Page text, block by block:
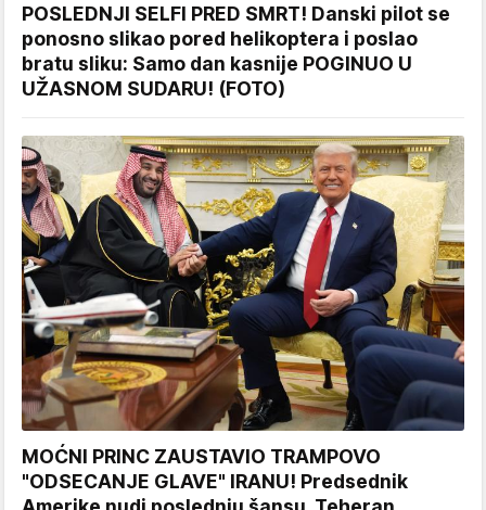
POSLEDNJI SELFI PRED SMRT! Danski pilot se
ponosno slikao pored helikoptera i poslao
bratu sliku: Samo dan kasnije POGINUO U
UŽASNOM SUDARU! (FOTO)
MOĆNI PRINC ZAUSTAVIO TRAMPOVO
"ODSECANJE GLAVE" IRANU! Predsednik